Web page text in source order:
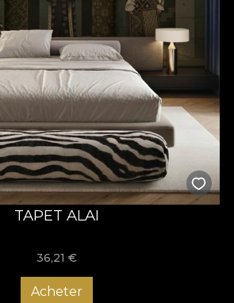
TAPET ALAI
36,21 €
Acheter